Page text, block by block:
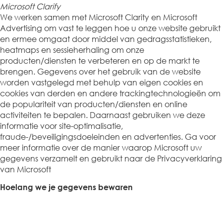
Microsoft Clarify
We werken samen met Microsoft Clarity en Microsoft
Advertising om vast te leggen hoe u onze website gebruikt
en ermee omgaat door middel van gedragsstatistieken,
heatmaps en sessieherhaling om onze
producten/diensten te verbeteren en op de markt te
brengen. Gegevens over het gebruik van de website
worden vastgelegd met behulp van eigen cookies en
cookies van derden en andere trackingtechnologieën om
de populariteit van producten/diensten en online
activiteiten te bepalen. Daarnaast gebruiken we deze
informatie voor site-optimalisatie,
fraude-/beveiligingsdoeleinden en advertenties. Ga voor
meer informatie over de manier waarop Microsoft uw
gegevens verzamelt en gebruikt naar de Privacyverklaring
van Microsoft
Hoelang we je gegevens bewaren